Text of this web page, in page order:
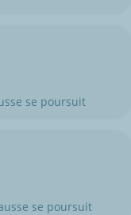
se poursuit
se poursuit